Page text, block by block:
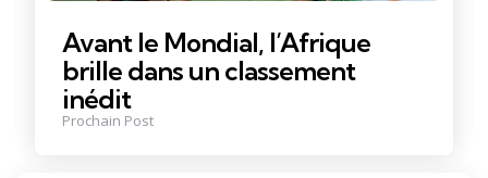
Avant le Mondial, l’Afrique
brille dans un classement
inédit
Prochain Post